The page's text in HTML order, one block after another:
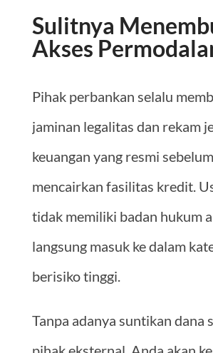
Sulitnya
Akses
Pihak perbankan selalu
jaminan legalitas dan rekam
keuangan yang resmi sebelum
mencairkan fasilitas kredit.
tidak memiliki badan hukum
langsung masuk ke dalam
berisiko tinggi.
Tanpa adanya suntikan dana